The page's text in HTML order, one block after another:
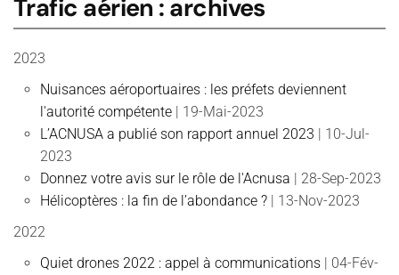
Trafic aérien : archives
2023
Nuisances aéroportuaires : les préfets deviennent
l'autorité compétente | 19-Mai-2023
L’ACNUSA a publié son rapport annuel 2023 | 10-Jul-
2023
Donnez votre avis sur le rôle de l'Acnusa | 28-Sep-2023
Hélicoptères : la fin de l’abondance ? | 13-Nov-2023
2022
Quiet drones 2022 : appel à communications | 04-Fév-